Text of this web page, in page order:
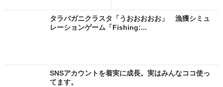
タラバガニクラスタ「うおおおおお」 漁獲シミュ
レーションゲーム「Fishing:...
SNSアカウントを着実に成長。実はみんなココ使っ
てます。